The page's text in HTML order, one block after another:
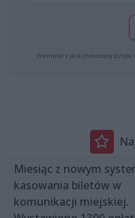
Formularz jest chroniony dzięki
Miesiąc z nowym
kasowania biletów w
komunikacji miejskiej.